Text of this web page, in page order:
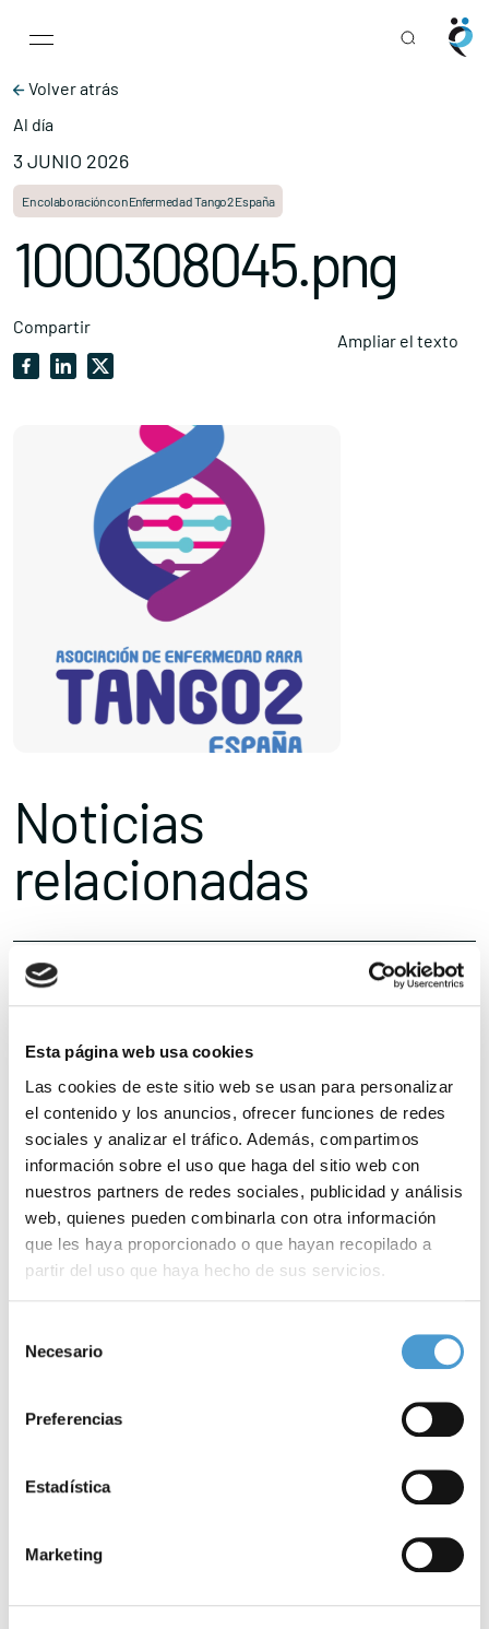
Esta página web usa cookies
Las cookies de este sitio web se usan para personalizar
el contenido y los anuncios, ofrecer funciones de redes
sociales y analizar el tráfico. Además, compartimos
información sobre el uso que haga del sitio web con
nuestros partners de redes sociales, publicidad y análisis
web, quienes pueden combinarla con otra información
que les haya proporcionado o que hayan recopilado a
partir del uso que haya hecho de sus servicios.
de cookies
Necesario
Preferencias
Estadística
Marketing
Main Navigation
Volver atrás
Al día
3 JUNIO 2026
En colaboración con Enfermedad Tango2 España
1000308045.png
Compartir
Ampliar el texto
Noticias
relacionadas
La complejidad de los sarcomas impulsa...
AL DÍA